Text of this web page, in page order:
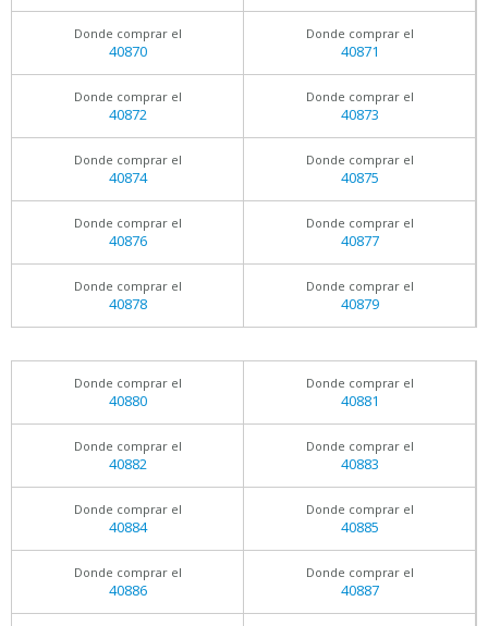
Donde comprar el
40870
Donde comprar el
40871
Donde comprar el
40872
Donde comprar el
40873
Donde comprar el
40874
Donde comprar el
40875
Donde comprar el
40876
Donde comprar el
40877
Donde comprar el
40878
Donde comprar el
40879
Donde comprar el
40880
Donde comprar el
40881
Donde comprar el
40882
Donde comprar el
40883
Donde comprar el
40884
Donde comprar el
40885
Donde comprar el
40886
Donde comprar el
40887